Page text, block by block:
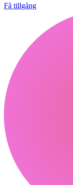
Få tillgång